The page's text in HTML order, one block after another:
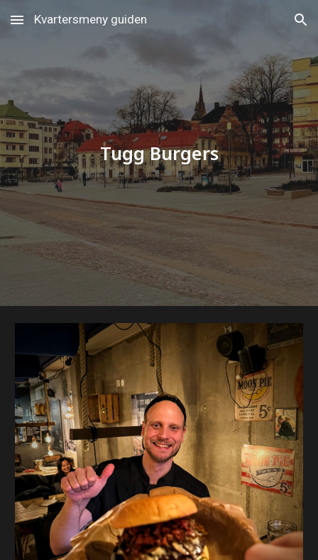
Skip to main content Skip to navigation
Kvartersmeny guiden
Tugg Burgers